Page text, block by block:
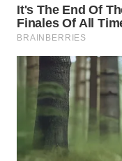
WN
Wahana
WAHANA